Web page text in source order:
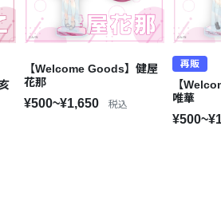
【Welcome Goods】健屋
花那
¥500~¥1,650 税込
再販
【
唯華